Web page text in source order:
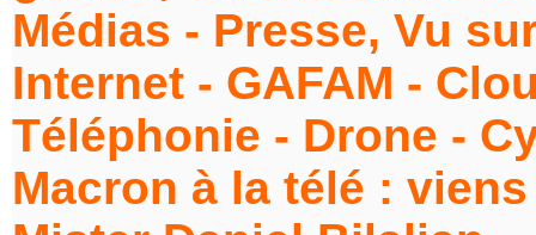
Médias - Presse, Vu
Internet - GAFAM -
Téléphonie - Drone -
Macron à la télé :